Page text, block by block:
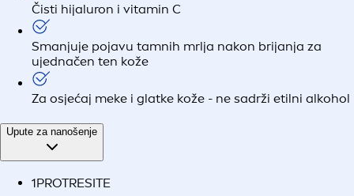
Čisti hijaluron i vitamin C
Smanjuje pojavu tamnih mrlja nakon brijanja za
ujednačen ten kože
Za osjećaj meke i glatke kože - ne sadrži etilni alkohol
Upute za nanošenje
1PROTRESITE